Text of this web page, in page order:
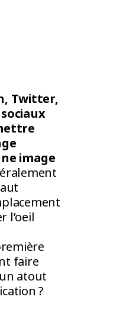
Twitter,
image
l’oeil
faire
atout
?